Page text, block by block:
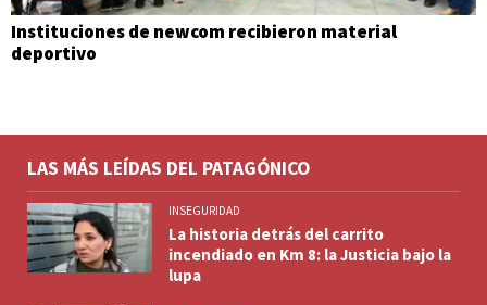
Instituciones de newcom recibieron material
deportivo
LAS MÁS LEÍDAS DEL PATAGÓNICO
INSEGURIDAD
La historia detrás del carrito
incendiado en Km 8: la Justicia bajo la
lupa